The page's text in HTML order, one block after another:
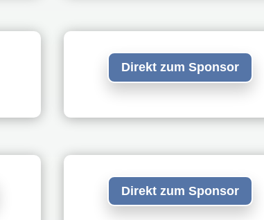
Direkt zum Sponsor
Direkt zum Sponsor